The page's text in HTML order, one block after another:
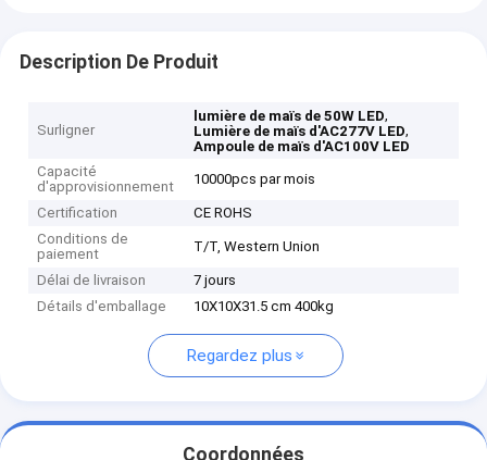
Description De Produit
Surligner
lumière de maïs de 50W LED,
Lumière de maïs d'AC277V LED,
Ampoule de maïs d'AC100V LED
Capacité
d'approvisionnement
10000pcs par mois
Certification
CE ROHS
Conditions de
paiement
T/T, Western Union
Délai de livraison
7 jours
Détails d'emballage
10X10X31.5 cm 400kg
Regardez plus
Coordonnées